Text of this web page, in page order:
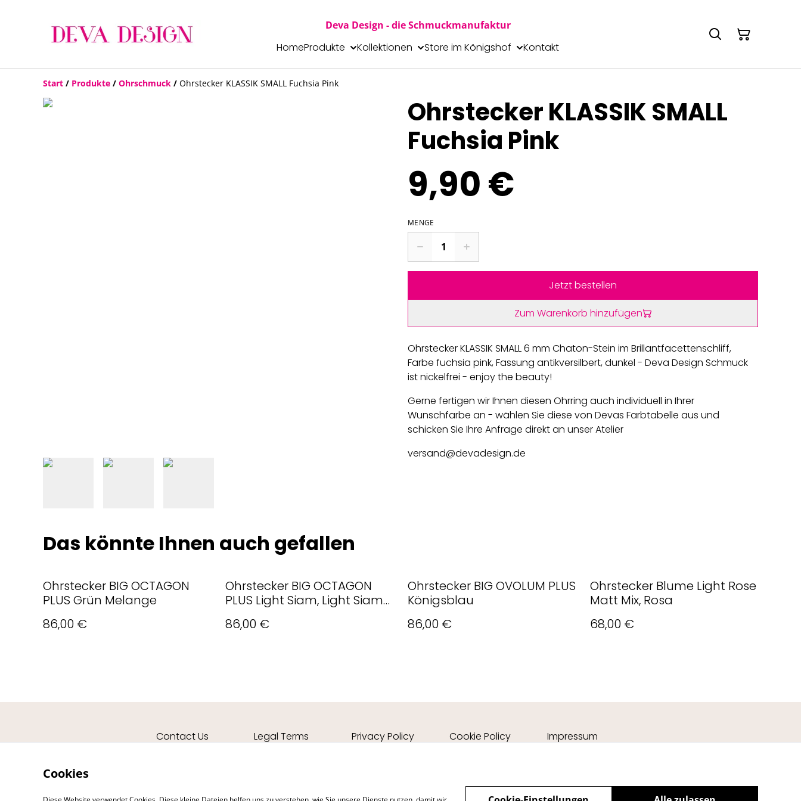
Deva Design - die Schmuckmanufaktur
HomeProdukte Kollektionen Store im Königshof Kontakt
Start / Produkte / Ohrschmuck / Ohrstecker KLASSIK SMALL Fuchsia Pink
Ohrstecker KLASSIK SMALL
Fuchsia Pink
9,90 €
MENGE
Jetzt bestellen
Zum Warenkorb hinzufügen
Ohrstecker KLASSIK SMALL 6 mm Chaton-Stein im Brillantfacettenschliff,
Farbe fuchsia pink, Fassung antikversilbert, dunkel - Deva Design Schmuck
ist nickelfrei - enjoy the beauty!
Gerne fertigen wir Ihnen diesen Ohrring auch individuell in Ihrer
Wunschfarbe an - wählen Sie diese von Devas Farbtabelle aus und
schicken Sie Ihre Anfrage direkt an unser Atelier
versand@devadesign.de
Das könnte Ihnen auch gefallen
Ohrstecker BIG OCTAGON
PLUS Grün Melange
86,00 €
Ohrstecker BIG OCTAGON
PLUS Light Siam, Light Siam
86,00 €
Ohrstecker BIG OVOLUM PLUS
Königsblau
86,00 €
Ohrstecker Blume Light Rose
Matt Mix, Rosa
68,00 €
Contact Us Legal Terms Privacy Policy Cookie Policy Impressum
Cookies